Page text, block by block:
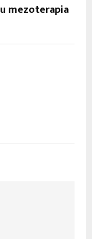
mezoterapia